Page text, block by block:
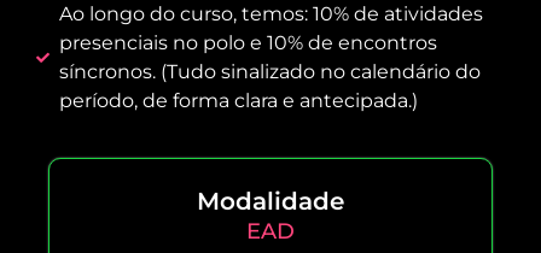
Ao longo do curso, temos: 10% de atividades
presenciais no polo e 10% de encontros
síncronos. (Tudo sinalizado no calendário do
período, de forma clara e antecipada.)
Modalidade
EAD